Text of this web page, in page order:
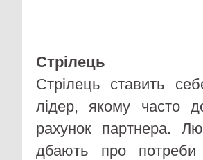
Стрілець
Стрілець ставить
лідер, якому часто
рахунок партнера.
дбають про